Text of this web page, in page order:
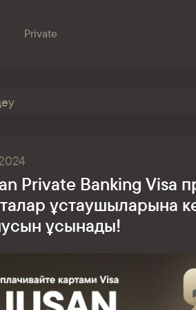
жауап
жұмыс істеу
Азаматтарды қабылдау
ESG
Банкингке кіру
Private
Private Banking Visa
ұстаушыларына
ұсынады!